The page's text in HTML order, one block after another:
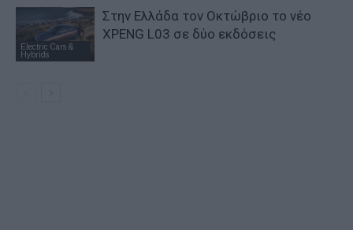
Electric Cars &
Hybrids
Στην Ελλάδα τον Οκτώβριο το νέο
XPENG L03 σε δύο εκδόσεις